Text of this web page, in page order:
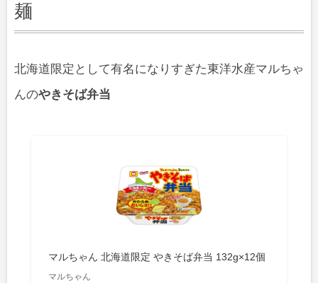
麺
北海道限定として有名になりすぎた東洋水産マルちゃ
んのやきそば弁当
マルちゃん 北海道限定 やきそば弁当 132g×12個
マルちゃん